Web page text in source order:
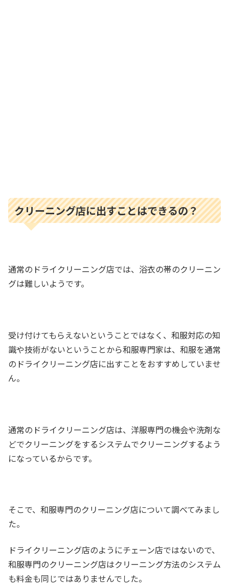
クリーニング店に出すことはできるの？
通常のドライクリーニング店では、浴衣の帯のクリーニン
グは難しいようです。
受け付けてもらえないということではなく、和服対応の知
識や技術がないということから和服専門家は、和服を通常
のドライクリーニング店に出すことをおすすめしていませ
ん。
通常のドライクリーニング店は、洋服専門の機会や洗剤な
どでクリーニングをするシステムでクリーニングするよう
になっているからです。
そこで、和服専門のクリーニング店について調べてみまし
た。
ドライクリーニング店のようにチェーン店ではないので、
和服専門のクリーニング店はクリーニング方法のシステム
も料金も同じではありませんでした。